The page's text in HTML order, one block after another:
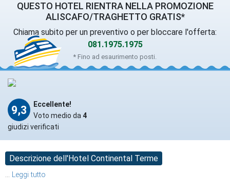
QUESTO HOTEL RIENTRA NELLA PROMOZIONE
ALISCAFO/TRAGHETTO GRATIS*
Chiama subito per un preventivo o per bloccare l'offerta:
081.1975.1975
* Fino ad esaurimento posti.
9,3
Eccellente!
Voto medio da 4
giudizi verificati
Descrizione dell'Hotel Continental Terme
... Leggi tutto